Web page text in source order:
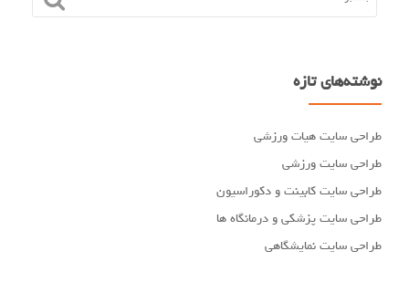
نوشته‌های تازه
طراحی سایت هیات ورزشی
طراحی سایت ورزشی
طراحی سایت کابینت و دکوراسیون
طراحی سایت پزشکی و درمانگاه ها
طراحی سایت نمایشگاهی